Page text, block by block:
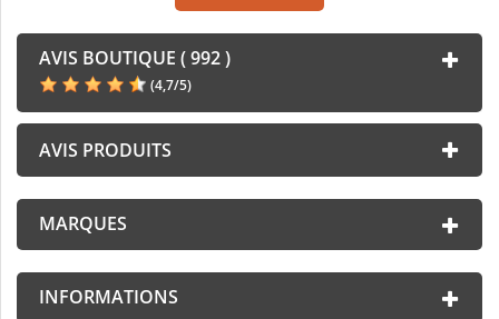
AVIS BOUTIQUE ( 992 )
(4,7/5)
AVIS PRODUITS
MARQUES
INFORMATIONS